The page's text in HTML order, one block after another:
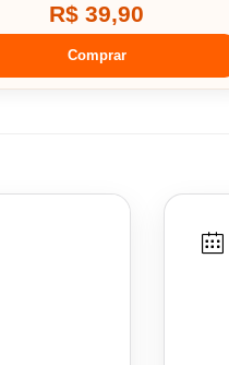
R$ 39,90
Comprar